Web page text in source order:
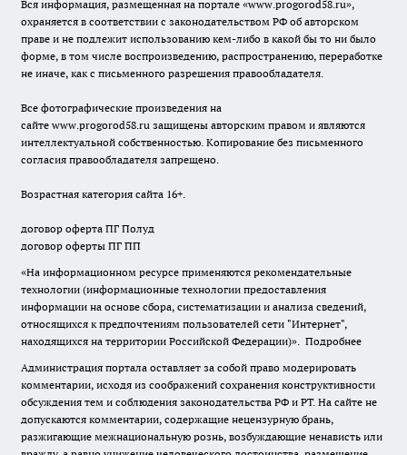
Вся информация, размещенная на портале «www.progorod58.ru»,
охраняется в соответствии с законодательством РФ об авторском
праве и не подлежит использованию кем-либо в какой бы то ни было
форме, в том числе воспроизведению, распространению, переработке
не иначе, как с письменного разрешения правообладателя.
Все фотографические произведения на
сайте www.progorod58.ru защищены авторским правом и являются
интеллектуальной собственностью. Копирование без письменного
согласия правообладателя запрещено.
Возрастная категория сайта 16+.
договор оферта ПГ Полуд
договор оферты ПГ ПП
«На информационном ресурсе применяются рекомендательные
технологии (информационные технологии предоставления
информации на основе сбора, систематизации и анализа сведений,
относящихся к предпочтениям пользователей сети "Интернет",
находящихся на территории Российской Федерации)». Подробнее
Администрация портала оставляет за собой право модерировать
комментарии, исходя из соображений сохранения конструктивности
обсуждения тем и соблюдения законодательства РФ и РТ. На сайте не
допускаются комментарии, содержащие нецензурную брань,
разжигающие межнациональную рознь, возбуждающие ненависть или